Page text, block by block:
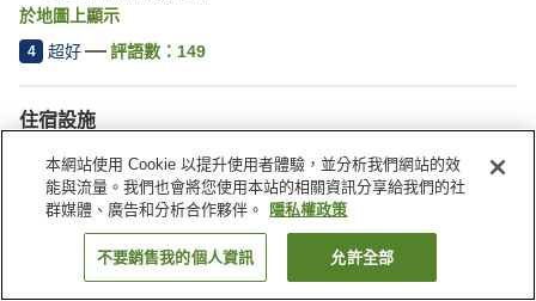
於地圖上顯示
4 超好 評語數： 149
住宿設施
停車場
Spa／美容沙龍
自動販賣機
露天浴池（溫泉）
找客房
本網站使用 Cookie 以提升使用者體驗，並分析我們網站的效
能與流量。我們也會將您使用本站的相關資訊分享給我們的社
群媒體、廣告和分析合作夥伴。
隱私權政策
不要銷售我的個人資訊 允許全部